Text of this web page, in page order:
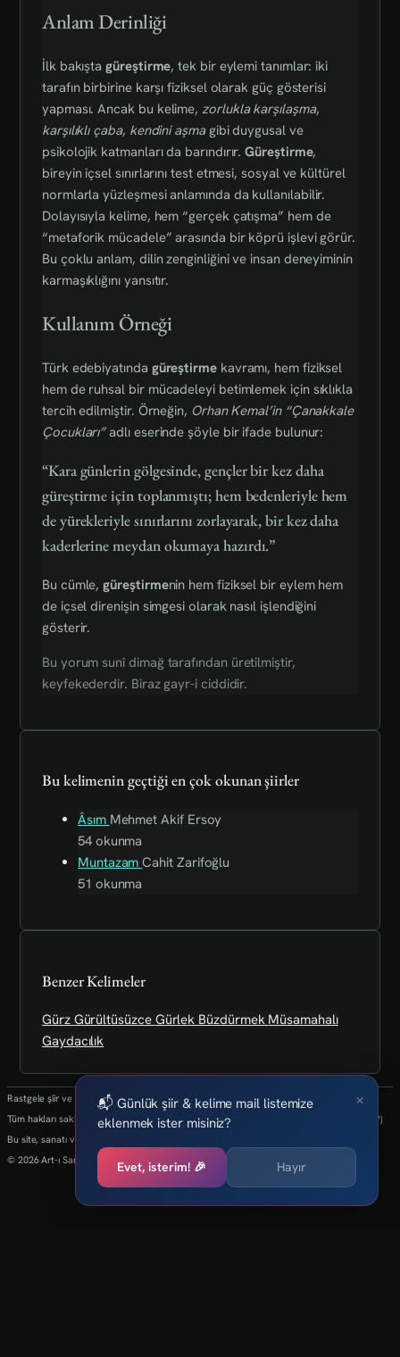
Anlam Derinliği
İlk bakıştagüreştirme, tek bir eylemi tanımlar: iki
tarafın birbirine karşı fiziksel olarak güç gösterisi
yapması. Ancak bu kelime,zorlukla karşılaşma,
karşılıklı çaba, kendini aşmagibi duygusal ve
psikolojik katmanları da barındırır.Güreştirme,
bireyin içsel sınırlarını test etmesi, sosyal ve kültürel
normlarla yüzleşmesi anlamında da kullanılabilir.
Dolayısıyla kelime, hem “gerçek çatışma” hem de
“metaforik mücadele” arasında bir köprü işlevi görür.
Bu çoklu anlam, dilin zenginliğini ve insan deneyiminin
karmaşıklığını yansıtır.
Kullanım Örneği
Türk edebiyatında güreştirmekavramı, hem fiziksel
hem de ruhsal bir mücadeleyi betimlemek için sıklıkla
tercih edilmiştir. Örneğin, Orhan Kemal’in “Çanakkale
Çocukları”adlı eserinde şöyle bir ifade bulunur:
“Kara günlerin gölgesinde, gençler bir kez daha
güreştirme için toplanmıştı; hem bedenleriyle hem
de yürekleriyle sınırlarını zorlayarak, bir kez daha
kaderlerine meydan okumaya hazırdı.”
Bu cümle,güreştirmenin hem fiziksel bir eylem hem
de içsel direnişin simgesi olarak nasıl işlendiğini
gösterir.
Bu yorum sunî dimağ tarafından üretilmiştir,
keyfekederdir. Biraz gayr-i ciddidir.
Bu kelimenin geçtiği en çok okunan şiirler
Âsım Mehmet Akif Ersoy
54 okunma
MuntazamCahit Zarifoğlu
51 okunma
Benzer Kelimeler
Gürz Gürültüsüzce Gürlek Büzdürmek Müsamahalı
Gaydacılık
Rastgele şiir ve kelimeler her 24 saatte bir yenilenmektedir.
Tüm hakları saklıdır.(biz kaybettik bulan varsa info@art-isanat.com.tr'ye mail atabilir mi?)
Bu site, sanatı ve yaratıcılığı dijital dünyaya taşıma arzusu ile kurulmuştur.
© 2026 Art-ı Sanat
×
📬 Günlük şiir & kelime mail listemize
eklenmek ister misiniz?
Evet, isterim! 🎉 Hayır